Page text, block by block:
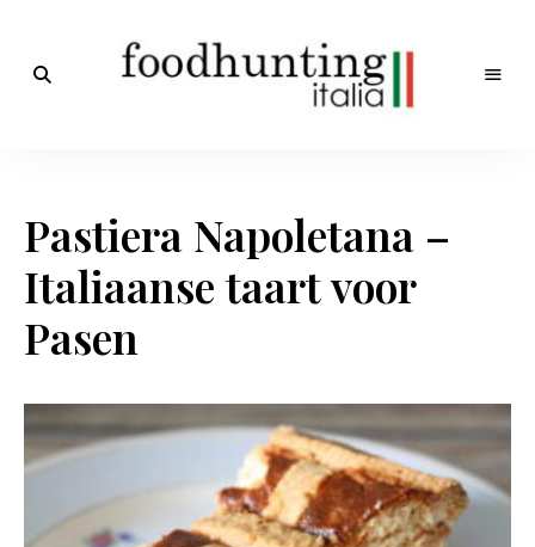
Italia
van
Italië!
beste
Italiaanse
recepten
Pastiera Napoletana –
Italiaanse taart voor
Pasen